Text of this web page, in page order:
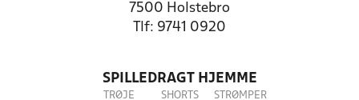
7500 Holstebro
Tlf: 9741 0920
SPILLEDRAGT HJEMME
TRØJE SHORTS STRØMPER